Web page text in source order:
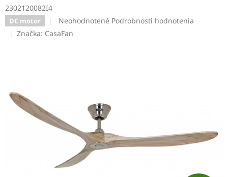
2302120082I4
DC motor
Priemerné
hodnotenie
hviezdičiek.
Neohodnotené Podrobnosti hodnotenia
Značka: CasaFan